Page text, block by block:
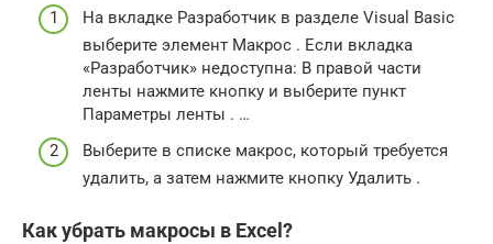
На вкладке Разработчик в разделе Visual Basic
выберите элемент Макрос . Если вкладка
«Разработчик» недоступна: В правой части
ленты нажмите кнопку и выберите пункт
Параметры ленты . …
Выберите в списке макрос, который требуется
удалить, а затем нажмите кнопку Удалить .
Как убрать макросы в Excel?